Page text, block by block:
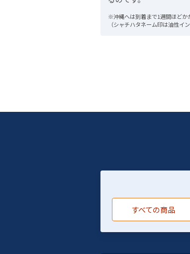
※沖縄へは到着まで1週間ほどか
（シャチハタネーム印は油性イ
すべての商品